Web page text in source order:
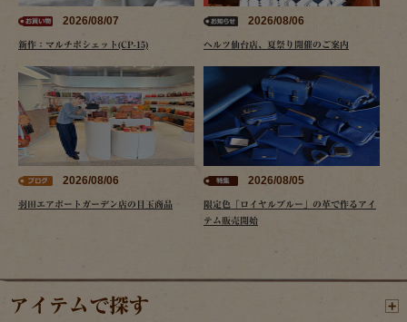
2026/08/07
新作：マルチポシェット(CP-15)
2026/08/06
ヘルツ仙台店、夏祭り開催のご案内
2026/08/06
羽田エアポートガーデン店の目玉商品
2026/08/05
限定色「ロイヤルブルー」の革で作るアイ
テム販売開始
アイテムで探す